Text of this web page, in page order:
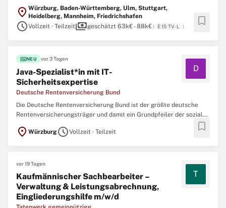
an beruflichen Schulen in Baden-Württemberg Aufgaben Die
Vermittlung von beruflichen und übergreifenden ...
location_on Würzburg, Baden-Württemberg, Ulm, Stuttgart,
Heidelberg, Mannheim, Friedrichshafen
scheduleVollzeit · Teilzeitpaymentsgeschätzt 63k€ - 88k€( E 15 TV-L ) bookmark
fiber_newNEU vor 3 Tagen
Java-Spezialist*in mit IT-
Sicherheitsexpertise
Deutsche Rentenversicherung Bund
D
Die Deutsche Rentenversicherung Bund ist der größte deutsche
Rentenversicherungsträger und damit ein Grundpfeiler der sozialen
gesamtes Leben lang – vom Berufsanfang bis ins Rentenalter. 24,2
location_on WürzburgscheduleVollzeit · Teilzeit bookmark
vor 19 Tagen
Kaufmännischer Sachbearbeiter –
Verwaltung & Leistungsabrechnung,
Eingliederungshilfe m/w/d
T